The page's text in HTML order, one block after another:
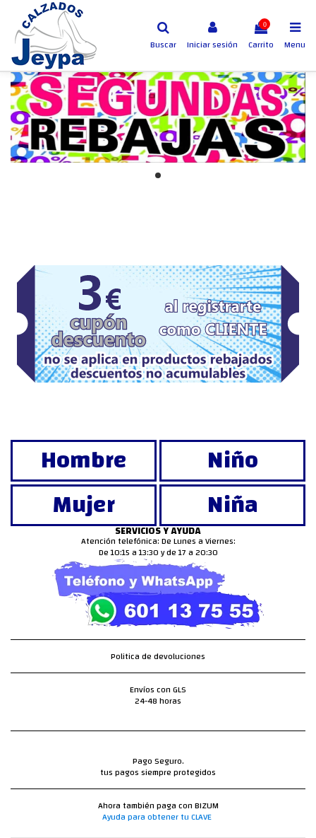
Buscar Iniciar sesión
0
Carrito Menu
Hombre
Mujer
Niño
Niña
SERVICIOS Y AYUDA
Atención telefónica: De Lunes a Viernes:
De 10:15 a 13:30 y de 17 a 20:30
Politica de devoluciones
Envíos con GLS
24-48 horas
Pago Seguro.
tus pagos siempre protegidos
Ahora también paga con BIZUM
Ayuda para obtener tu CLAVE